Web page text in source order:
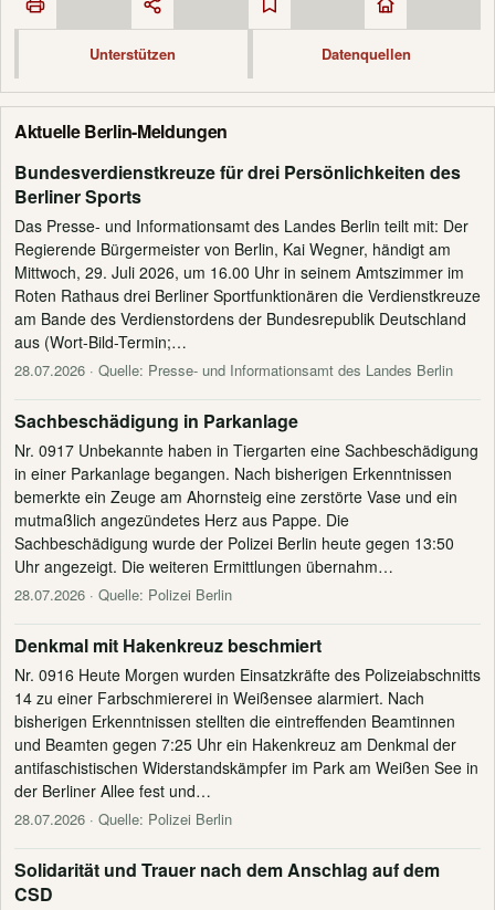
Unterstützen Datenquellen
Aktuelle Berlin-Meldungen
Bundesverdienstkreuze für drei Persönlichkeiten des
Berliner Sports
Das Presse- und Informationsamt des Landes Berlin teilt mit: Der
Regierende Bürgermeister von Berlin, Kai Wegner, händigt am
Mittwoch, 29. Juli 2026, um 16.00 Uhr in seinem Amtszimmer im
Roten Rathaus drei Berliner Sportfunktionären die Verdienstkreuze
am Bande des Verdienstordens der Bundesrepublik Deutschland
aus (Wort-Bild-Termin;…
28.07.2026 · Quelle: Presse- und Informationsamt des Landes Berlin
Sachbeschädigung in Parkanlage
Nr. 0917 Unbekannte haben in Tiergarten eine Sachbeschädigung
in einer Parkanlage begangen. Nach bisherigen Erkenntnissen
bemerkte ein Zeuge am Ahornsteig eine zerstörte Vase und ein
mutmaßlich angezündetes Herz aus Pappe. Die
Sachbeschädigung wurde der Polizei Berlin heute gegen 13:50
Uhr angezeigt. Die weiteren Ermittlungen übernahm…
28.07.2026 · Quelle: Polizei Berlin
Denkmal mit Hakenkreuz beschmiert
Nr. 0916 Heute Morgen wurden Einsatzkräfte des Polizeiabschnitts
14 zu einer Farbschmiererei in Weißensee alarmiert. Nach
bisherigen Erkenntnissen stellten die eintreffenden Beamtinnen
und Beamten gegen 7:25 Uhr ein Hakenkreuz am Denkmal der
antifaschistischen Widerstandskämpfer im Park am Weißen See in
der Berliner Allee fest und…
28.07.2026 · Quelle: Polizei Berlin
Solidarität und Trauer nach dem Anschlag auf dem
CSD